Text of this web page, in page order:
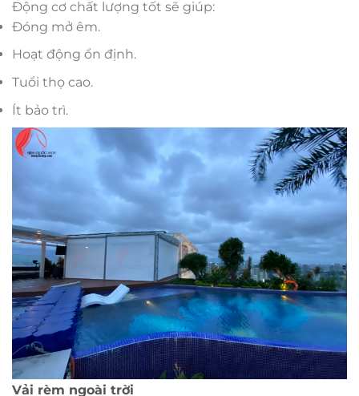
Động cơ chất lượng tốt sẽ giúp:
Đóng mở êm.
Hoạt động ổn định.
Tuổi thọ cao.
Ít bảo trì.
Vải rèm ngoài trời